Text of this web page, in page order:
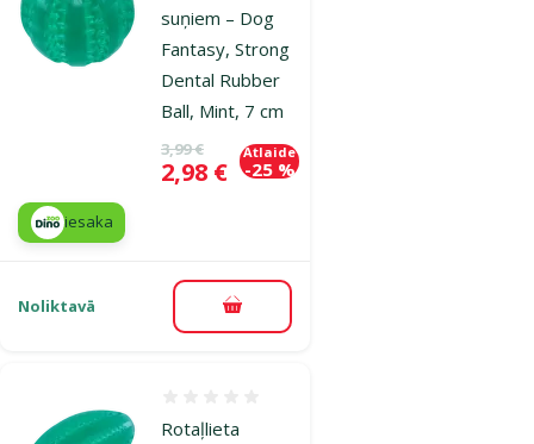
suņiem – Dog
Fantasy, Strong
Dental Rubber
Ball, Mint, 7 cm
Oriģinālā cena
3,99 €
Cena
2,98 €
Atlaide
-25 %
iesaka
Noliktavā Pievienot grozam
Rotaļlieta